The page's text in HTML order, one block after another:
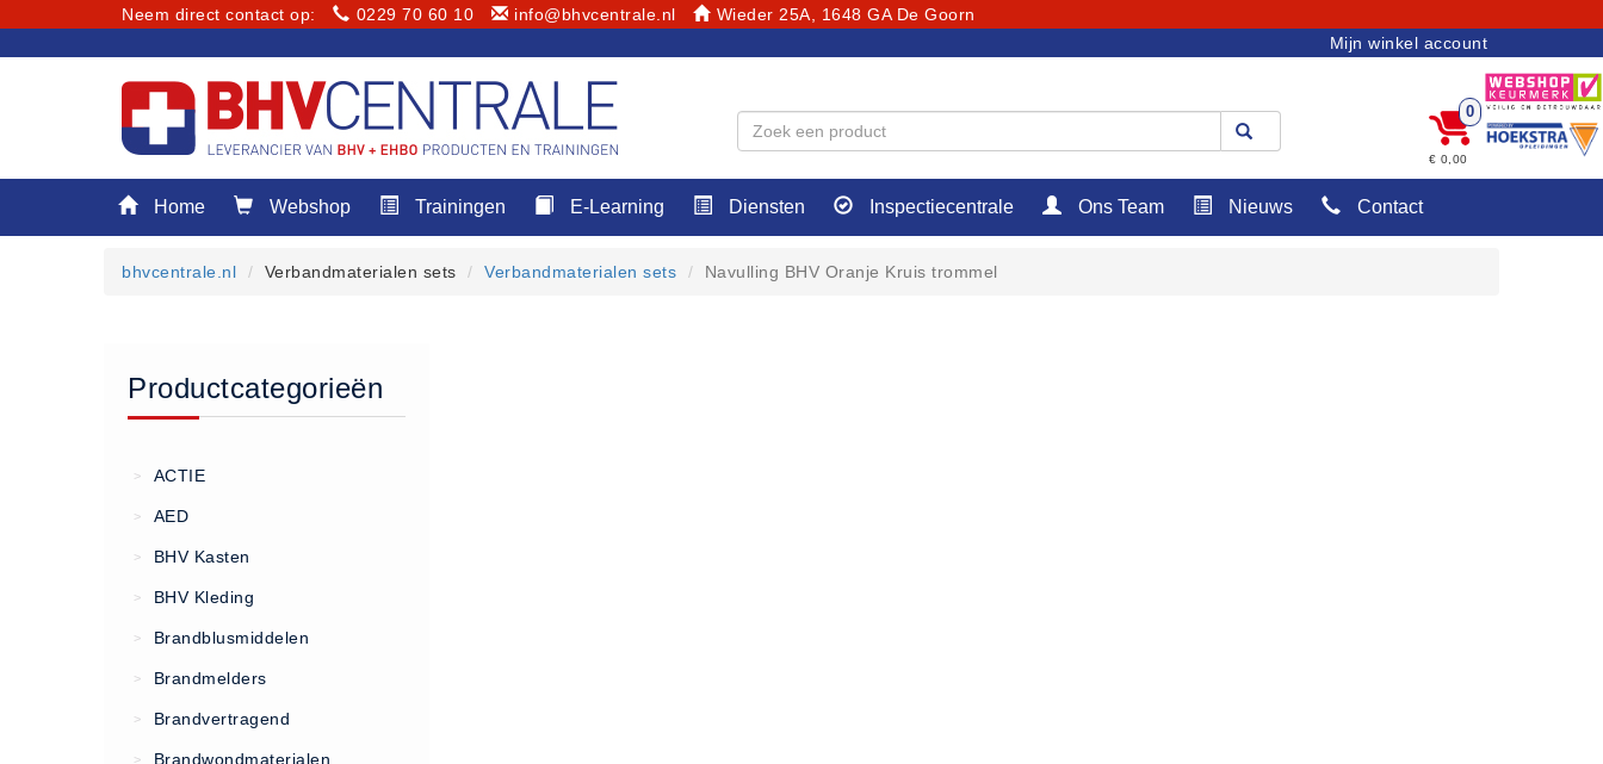
Neem direct contact op: 0229 70 60 10 info@bhvcentrale.nl Wieder 25A, 1648 GA De Goorn
Home
Keuringen
Bedrijfsnoodplannen
Inspectiecentrale
Ons Team
Nieuws
Contact
Mijn winkel account
0
€ 0,00
Home Webshop Trainingen E-Learning Diensten Inspectiecentrale Ons Team Nieuws Contact
bhvcentrale.nl Verbandmaterialen sets Verbandmaterialen sets Navulling BHV Oranje Kruis trommel
Productcategorieën
> ACTIE
> AED
> BHV Kasten
> BHV Kleding
> Brandblusmiddelen
> Brandmelders
> Brandvertragend
> Brandwondmaterialen